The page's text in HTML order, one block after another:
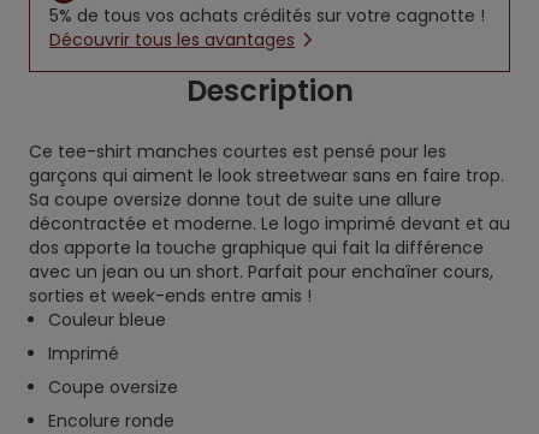
5% de tous vos achats crédités sur votre cagnotte !
Découvrir tous les avantages
Description
Ce tee-shirt manches courtes est pensé pour les
garçons qui aiment le look streetwear sans en faire trop.
Sa coupe oversize donne tout de suite une allure
décontractée et moderne. Le logo imprimé devant et au
dos apporte la touche graphique qui fait la différence
avec un jean ou un short. Parfait pour enchaîner cours,
sorties et week-ends entre amis !
Couleur bleue
Imprimé
Coupe oversize
Encolure ronde